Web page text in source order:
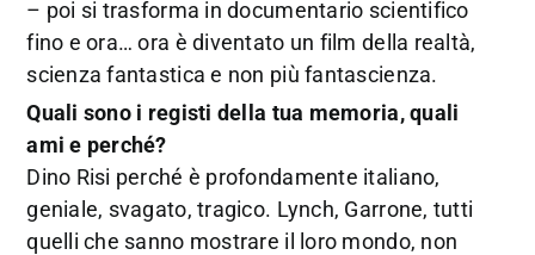
­– poi si trasforma in documentario scientifico
fino e ora… ora è diventato un film della realtà,
scienza fantastica e non più fantascienza.
Quali sono i registi della tua memoria, quali
ami e perché?
Dino Risi perché è profondamente italiano,
geniale, svagato, tragico. Lynch, Garrone, tutti
quelli che sanno mostrare il loro mondo, non